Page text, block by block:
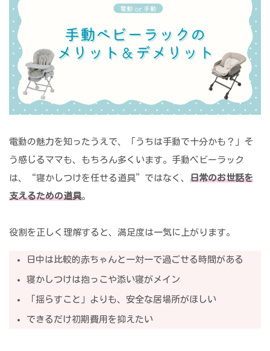
電動の魅力を知ったうえで、「うちは手動で十分かも？」そ
う感じるママも、もちろん多くいます。手動ベビーラック
は、“寝かしつけを任せる道具”ではなく、 日常のお世話を
支えるための道具。
役割を正しく理解すると、満足度は一気に上がります。
日中は比較的赤ちゃんと一対一で過ごせる時間がある
寝かしつけは抱っこや添い寝がメイン
「揺らすこと」よりも、安全な居場所がほしい
できるだけ初期費用を抑えたい